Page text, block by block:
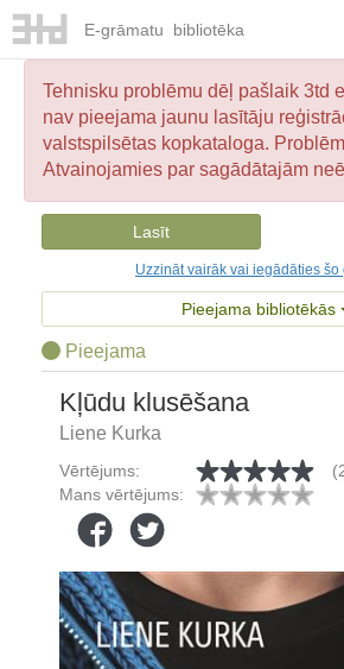
E-grāmatu bibliotēka
Tehnisku problēmu dēļ pašlaik 3td
nav pieejama jaunu lasītāju
valstspilsētas kopkataloga.
Atvainojamies par sagādātajām
Lasīt
Uzzināt vairāk vai iegādāties šo
Pieejama bibliotēkās
Pieejama
Kļūdu klusēšana
Liene Kurka
Vērtējums:
Mans vērtējums: